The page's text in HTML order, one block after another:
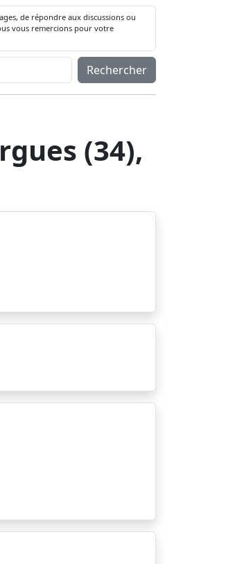
de répondre aux discussions ou
vous remercions pour votre
Rechercher
(34),